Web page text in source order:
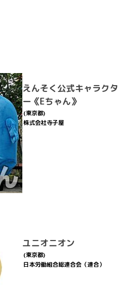
えんそく公式キャラクタ
ー《Eちゃん》
(東京都)
株式会社寺子屋
ユニオニオン
(東京都)
日本労働組合総連合会（連合）